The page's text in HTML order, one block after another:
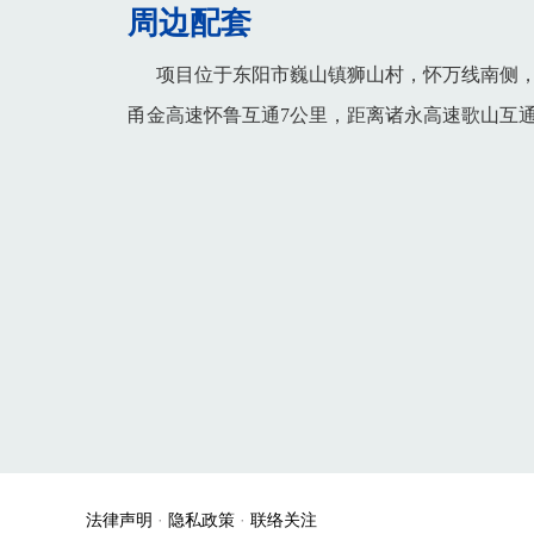
周边配套
项目位于东阳市巍山镇狮山村，怀万线南侧
甬金高速怀鲁互通7公里，距离诸永高速歌山互
法律声明 · 隐私政策 · 联络关注